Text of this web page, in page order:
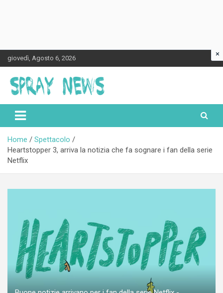
Skip
to
content
giovedì, Agosto 6, 2026
Spraynews.it
Home
Spettacolo
Heartstopper 3, arriva la notizia che fa sognare i fan della serie
Netflix
×